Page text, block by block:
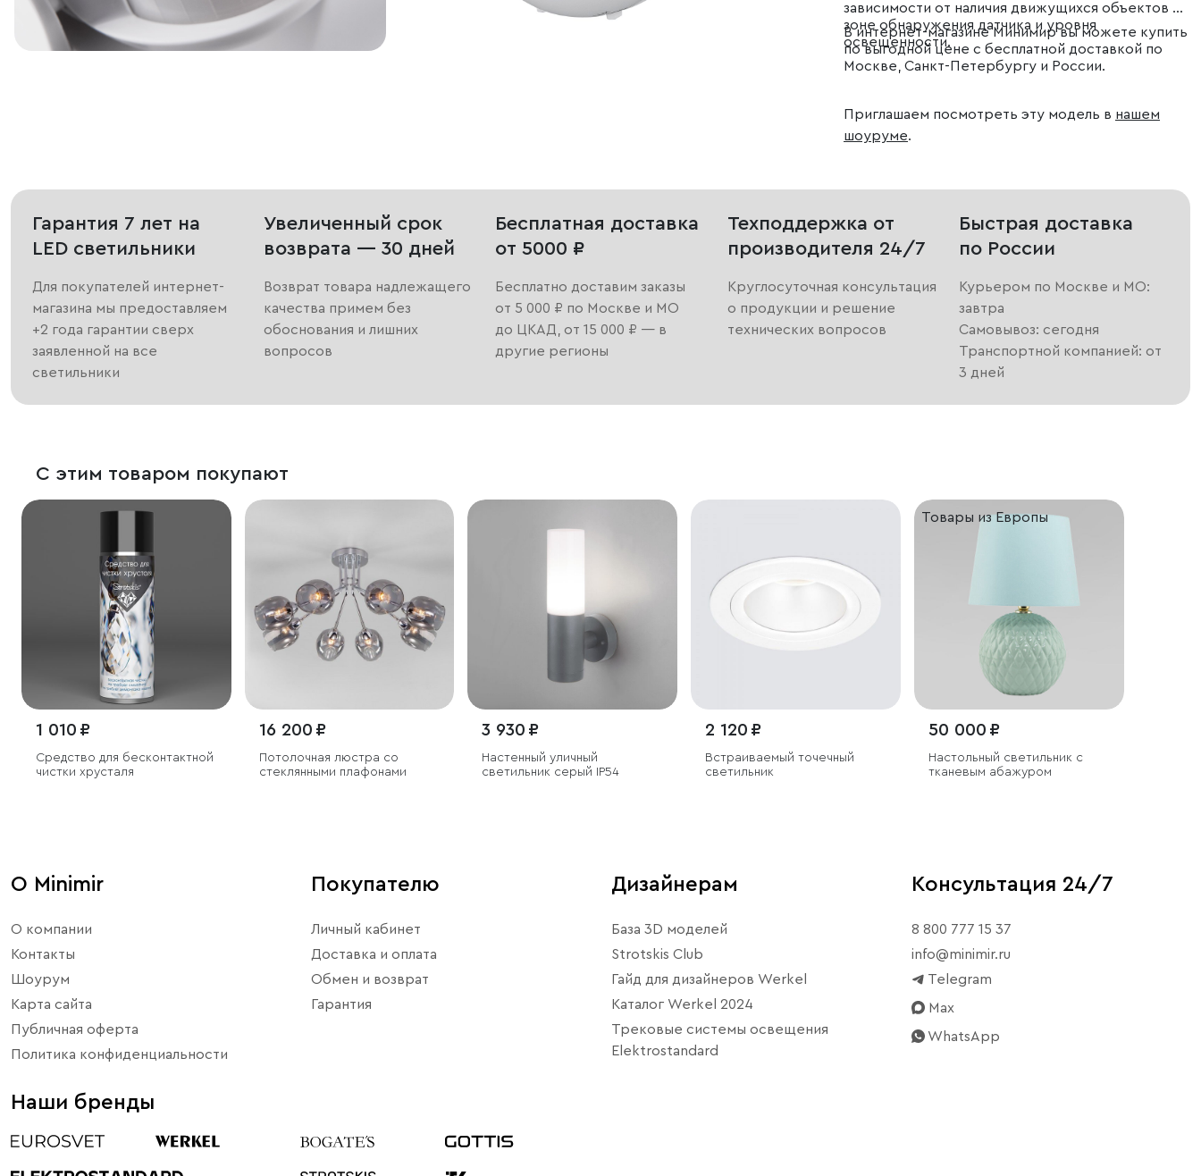
зависимости от наличия движущихся объектов в
зоне обнаружения датчика и уровня
освещенности.
В интернет-магазине Минимир вы можете купить
по выгодной цене с бесплатной доставкой по
Москве, Санкт-Петербургу и России.
Приглашаем посмотреть эту модель в нашем
шоуруме.
Гарантия 7 лет на
LED светильники
Для покупателей интернет-
магазина мы предоставляем
+2 года гарантии сверх
заявленной на все
светильники
Увеличенный срок
возврата — 30 дней
Возврат товара надлежащего
качества примем без
обоснования и лишних
вопросов
Бесплатная доставка
от 5000 ₽
Бесплатно доставим заказы
от 5 000 ₽ по Москве и МО
до ЦКАД, от 15 000 ₽ — в
другие регионы
Техподдержка от
производителя 24/7
Круглосуточная консультация
о продукции и решение
технических вопросов
Быстрая доставка
по России
Курьером по Москве и МО:
завтра
Самовывоз: сегодня
Транспортной компанией: от
3 дней
С этим товаром покупают
1 010 ₽
Средство для бесконтактной
чистки хрусталя
16 200 ₽
Потолочная люстра со
стеклянными плафонами
3 930 ₽
Настенный уличный
светильник серый IP54
2 120 ₽
Встраиваемый точечный
светильник
Товары из Европы
50 000 ₽
Настольный светильник с
тканевым абажуром
О Minimir
О компании
Контакты
Шоурум
Карта сайта
Публичная оферта
Политика конфиденциальности
Покупателю
Личный кабинет
Доставка и оплата
Обмен и возврат
Гарантия
Дизайнерам
База 3D моделей
Strotskis Club
Гайд для дизайнеров Werkel
Каталог Werkel 2024
Трековые системы освещения
Elektrostandard
Консультация 24/7
8 800 777 15 37
info@minimir.ru
Telegram
Max
WhatsApp
Наши бренды